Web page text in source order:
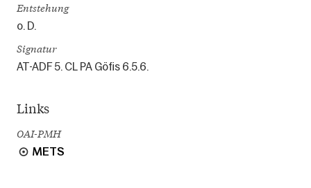
Entstehung
o. D.
Signatur
AT-ADF 5. CL PA Göfis 6.5.6.
Links
OAI-PMH
METS